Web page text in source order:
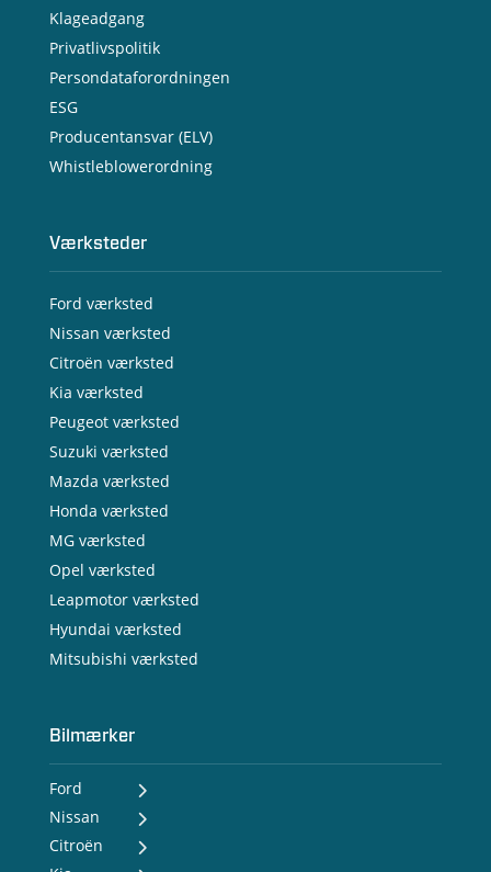
Klageadgang
Privatlivspolitik
Persondataforordningen
ESG
Producentansvar (ELV)
Whistleblowerordning
Værksteder
Ford værksted
Nissan værksted
Citroën værksted
Kia værksted
Peugeot værksted
Suzuki værksted
Mazda værksted
Honda værksted
MG værksted
Opel værksted
Leapmotor værksted
Hyundai værksted
Mitsubishi værksted
Bilmærker
Ford
- Ford Puma Gen-E
- Ford Capri
- Ford Explorer
Nissan
- Nissan MICRA
Citroën